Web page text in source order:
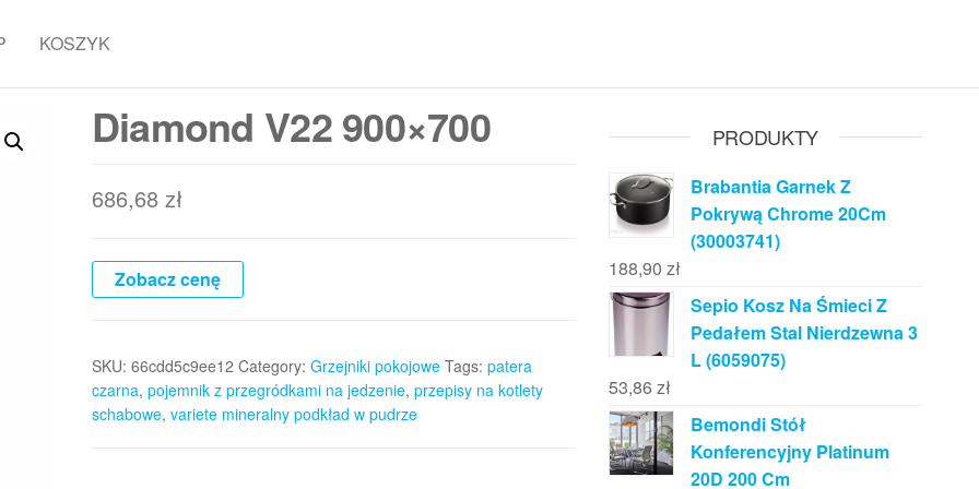
KOSZYK
Diamond V22 900×700
686,68 zł
Zobacz cenę
SKU: 66cdd5c9ee12 Category: Grzejniki pokojowe Tags: patera
czarna, pojemnik z przegródkami na jedzenie, przepisy na kotlety
schabowe, variete mineralny podkład w pudrze
PRODUKTY
Brabantia Garnek Z
Pokrywą Chrome 20Cm
(30003741)
188,90 zł
Sepio Kosz Na Śmieci Z
Pedałem Stal Nierdzewna 3
L (6059075)
53,86 zł
Bemondi Stół
Konferencyjny Platinum
20D 200 Cm